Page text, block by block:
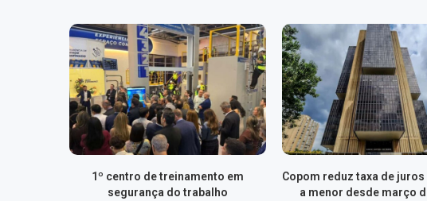
1º centro de treinamento em
segurança do trabalho
Copom reduz taxa de juros
a menor desde março